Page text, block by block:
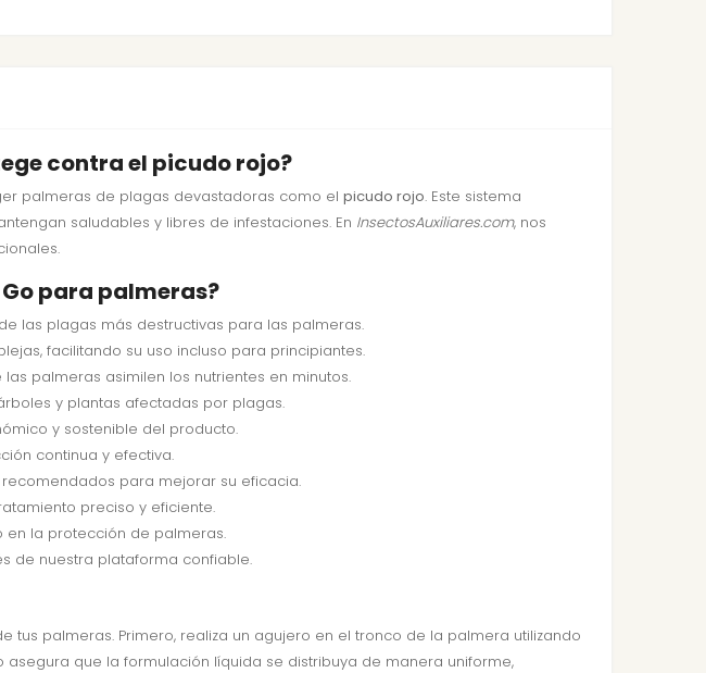
contra el picudo rojo?
palmeras de plagas devastadoras como el picudo rojo. Este sistema
saludables y libres de infestaciones. En InsectosAuxiliares.com, nos
para palmeras?
las plagas más destructivas para las palmeras.
facilitando su uso incluso para principiantes.
palmeras asimilen los nutrientes en minutos.
y plantas afectadas por plagas.
y sostenible del producto.
continua y efectiva.
para mejorar su eficacia.
preciso y eficiente.
en la protección de palmeras.
de nuestra plataforma confiable.
tus palmeras. Primero, realiza un agujero en el tronco de la palmera utilizando
que la formulación líquida se distribuya de manera uniforme,